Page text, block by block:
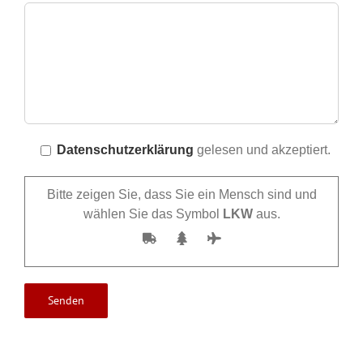
Datenschutzerklärung gelesen und akzeptiert.
Bitte zeigen Sie, dass Sie ein Mensch sind und
wählen Sie das Symbol
LKWaus.